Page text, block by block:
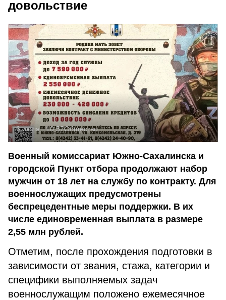
довольствие
6 июля , 10:57Общество
Военный комиссариат Южно-Сахалинска и
городской Пункт отбора продолжают набор
мужчин от 18 лет на службу по контракту. Для
военнослужащих предусмотрены
беспрецедентные меры поддержки. В их
числе единовременная выплата в размере
2,55 млн рублей.
Отметим, после прохождения подготовки в
зависимости от звания, стажа, категории и
специфики выполняемых задач
военнослужащим положено ежемесячное